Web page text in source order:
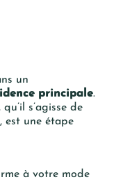
un
principale.
qu’il s’agisse de
est une étape
à votre mode